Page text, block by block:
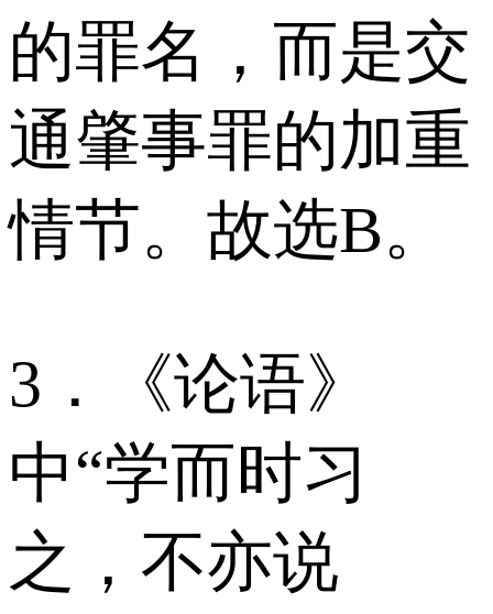
的罪名，而是交
通肇事罪的加重
情节。故选B。
3．《论语》
中“学而时习
之，不亦说